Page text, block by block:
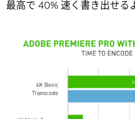
最高で 40% 速く書き出せる